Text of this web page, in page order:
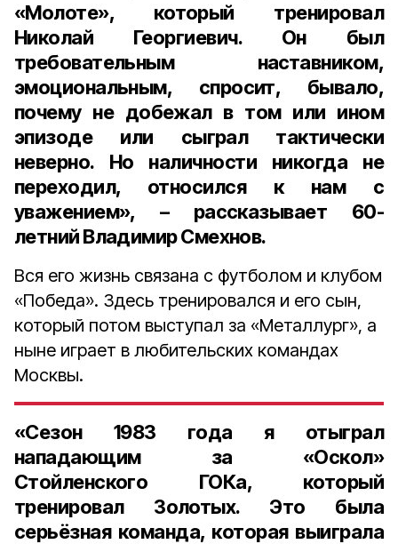
«Молоте», который тренировал
Николай Георгиевич. Он был
требовательным наставником,
эмоциональным, спросит, бывало,
почему не добежал в том или ином
эпизоде или сыграл тактически
неверно. Но наличности никогда не
переходил, относился к нам с
уважением», – рассказывает 60-
летний Владимир Смехнов.
Вся его жизнь связана с футболом и клубом
«Победа». Здесь тренировался и его сын,
который потом выступал за «Металлург», а
ныне играет в любительских командах
Москвы.
«Сезон 1983 года я отыграл
нападающим за «Оскол»
Стойленского ГОКа, который
тренировал Золотых. Это была
серьёзная команда, которая выиграла